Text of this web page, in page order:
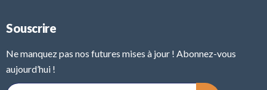
Souscrire
Ne manquez pas nos futures mises à jour ! Abonnez-vous
aujourd’hui !